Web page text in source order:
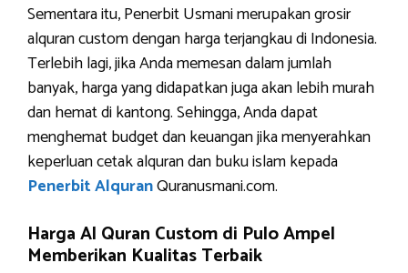
Sementara itu, Penerbit Usmani merupakan grosir
alquran custom dengan harga terjangkau di Indonesia.
Terlebih lagi, jika Anda memesan dalam jumlah
banyak, harga yang didapatkan juga akan lebih murah
dan hemat di kantong. Sehingga, Anda dapat
menghemat budget dan keuangan jika menyerahkan
keperluan cetak alquran dan buku islam kepada
Penerbit AlquranQuranusmani.com.
Harga Al Quran Custom di Pulo Ampel
Memberikan Kualitas Terbaik